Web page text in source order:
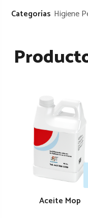
Categorías Higiene
Aceite Mop